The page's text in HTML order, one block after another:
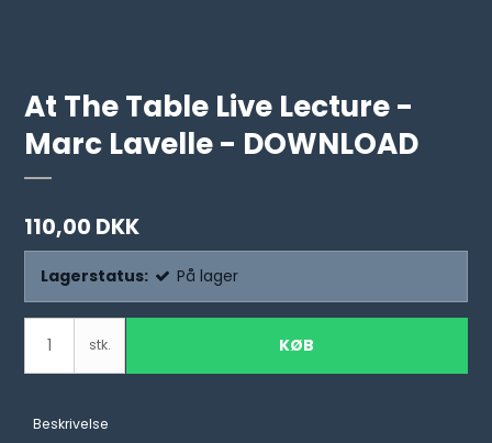
At The Table Live Lecture -
Marc Lavelle - DOWNLOAD
110,00 DKK
Lagerstatus: På lager
stk. KØB
Beskrivelse